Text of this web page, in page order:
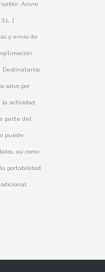
Acivro
|
y envío de
salvo por
la actividad
parte del
puede
así como
portabilidad